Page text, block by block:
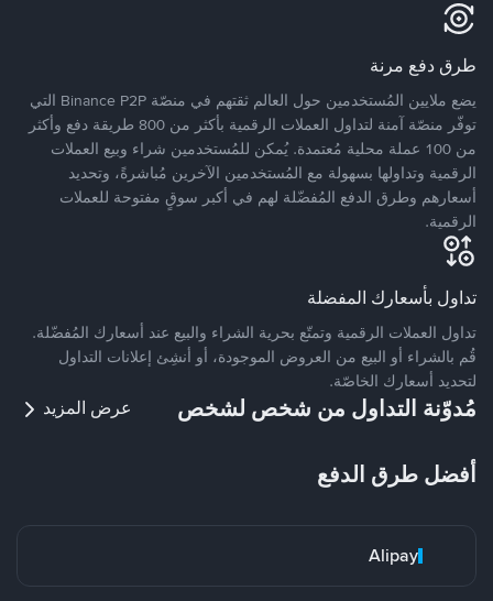
طرق دفع مرنة
يضع ملايين المُستخدمين حول العالم ثقتهم في منصّة Binance P2P التي
توفّر منصّة آمنة لتداول العملات الرقمية بأكثر من 800 طريقة دفع وأكثر
من 100 عملة محلية مُعتمدة. يُمكن للمُستخدمين شراء وبيع العملات
الرقمية وتداولها بسهولة مع المُستخدمين الآخرين مُباشرةً، وتحديد
أسعارهم وطرق الدفع المُفضّلة لهم في أكبر سوقٍ مفتوحة للعملات
الرقمية.
تداول بأسعارك المفضلة
تداول العملات الرقمية وتمتّع بحرية الشراء والبيع عند أسعارك المُفضّلة.
قُم بالشراء أو البيع من العروض الموجودة، أو أنشِئ إعلانات التداول
لتحديد أسعارك الخاصّة.
مُدوّنة التداول من شخص لشخص عرض المزيد
أفضل طرق الدفع
Alipay